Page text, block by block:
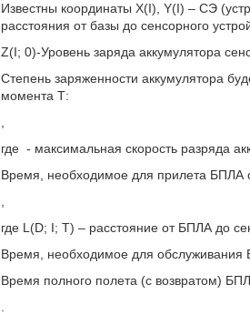
Известны координаты X(I), Y(I) – СЭ
расстояния от базы до сенсорного
Z(I; 0)-Уровень заряда аккумулятора
Степень заряженности аккумулятора
момента Т:
где - максимальная скорость разряда
Время, необходимое для прилета БПЛА
где L(D; I; T) – расстояние от БПЛА до
Время, необходимое для обслуживания
Время полного полета (с возвратом)